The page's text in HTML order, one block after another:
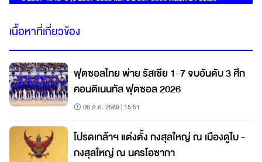
เนื้อหาที่เกี่ยวข้อง
ฟุตซอลไทย พ่าย รัสเซีย 1-7 จบอันดับ 3 ศึก
คอนติเนนทัล ฟุตซอล 2026
06 ส.ค. 2569 | 15:51
โปรดเกล้าฯ แต่งตั้ง กงสุลใหญ่ ณ เมืองดูไบ -
กงสุลใหญ่ ณ นครโอซากา